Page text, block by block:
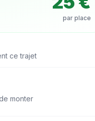
par place
nt ce trajet
monter